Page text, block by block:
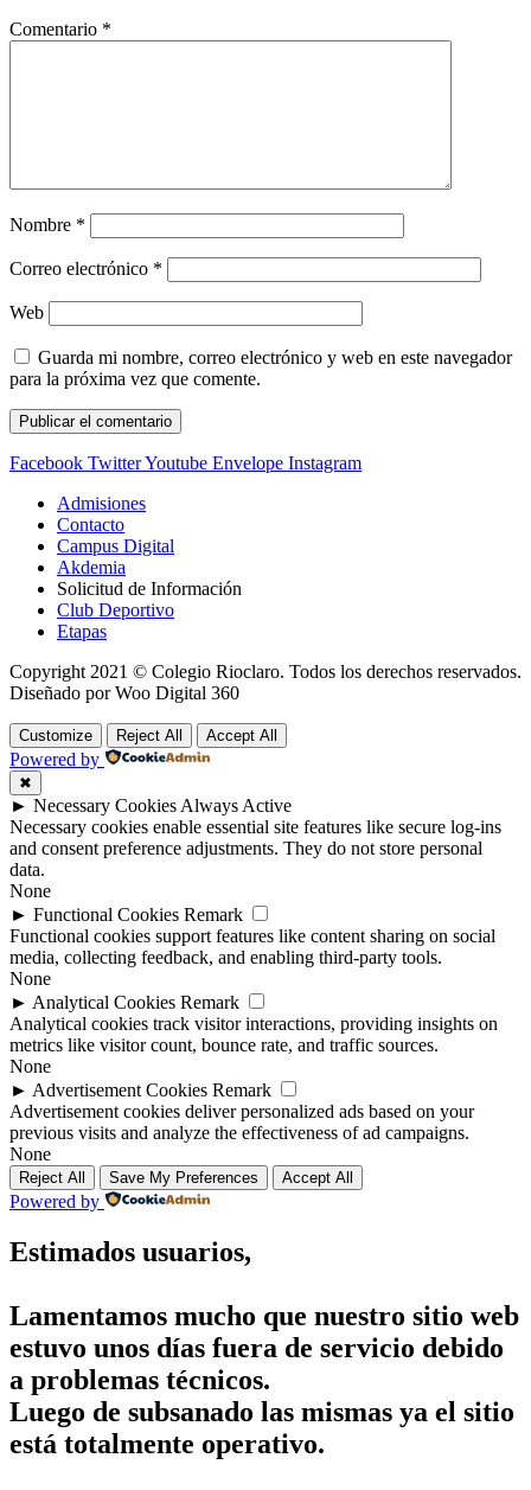
Comentario *
Nombre *
Correo electrónico *
Web
Guarda mi nombre, correo electrónico y web en este navegador
para la próxima vez que comente.
Facebook TwitterYoutube Envelope Instagram
Admisiones
Contacto
Campus Digital
Akdemia
Solicitud de Información
Club Deportivo
Etapas
Copyright 2021 © Colegio Rioclaro. Todos los derechos reservados.
Diseñado por Woo Digital 360
Customize Reject All Accept All
Powered by
✖
► Necessary Cookies Always Active
Necessary cookies enable essential site features like secure log-ins
and consent preference adjustments. They do not store personal
data.
None
► Functional Cookies Remark
Functional cookies support features like content sharing on social
media, collecting feedback, and enabling third-party tools.
None
► Analytical Cookies Remark
Analytical cookies track visitor interactions, providing insights on
metrics like visitor count, bounce rate, and traffic sources.
None
► Advertisement Cookies Remark
Advertisement cookies deliver personalized ads based on your
previous visits and analyze the effectiveness of ad campaigns.
None
Reject All Save My Preferences Accept All
Powered by
Estimados usuarios,
Lamentamos mucho que nuestro sitio web
estuvo unos días fuera de servicio debido
a problemas técnicos.
Luego de subsanado las mismas ya el sitio
está totalmente operativo.